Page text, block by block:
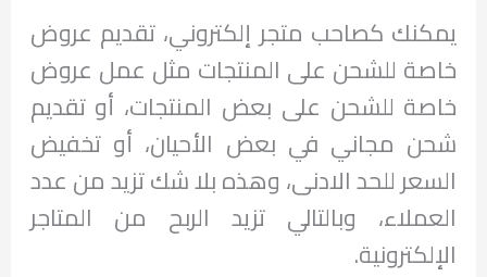
يمكنك كصاحب متجر إلكتروني، تقديم عروض
خاصة للشحن على المنتجات مثل عمل عروض
خاصة للشحن على بعض المنتجات، أو تقديم
شحن مجاني في بعض الأحيان، أو تخفيض
السعر للحد الادنى، وهذه بلا شك تزيد من عدد
العملاء، وبالتالي تزيد الربح من المتاجر
الإلكترونية.